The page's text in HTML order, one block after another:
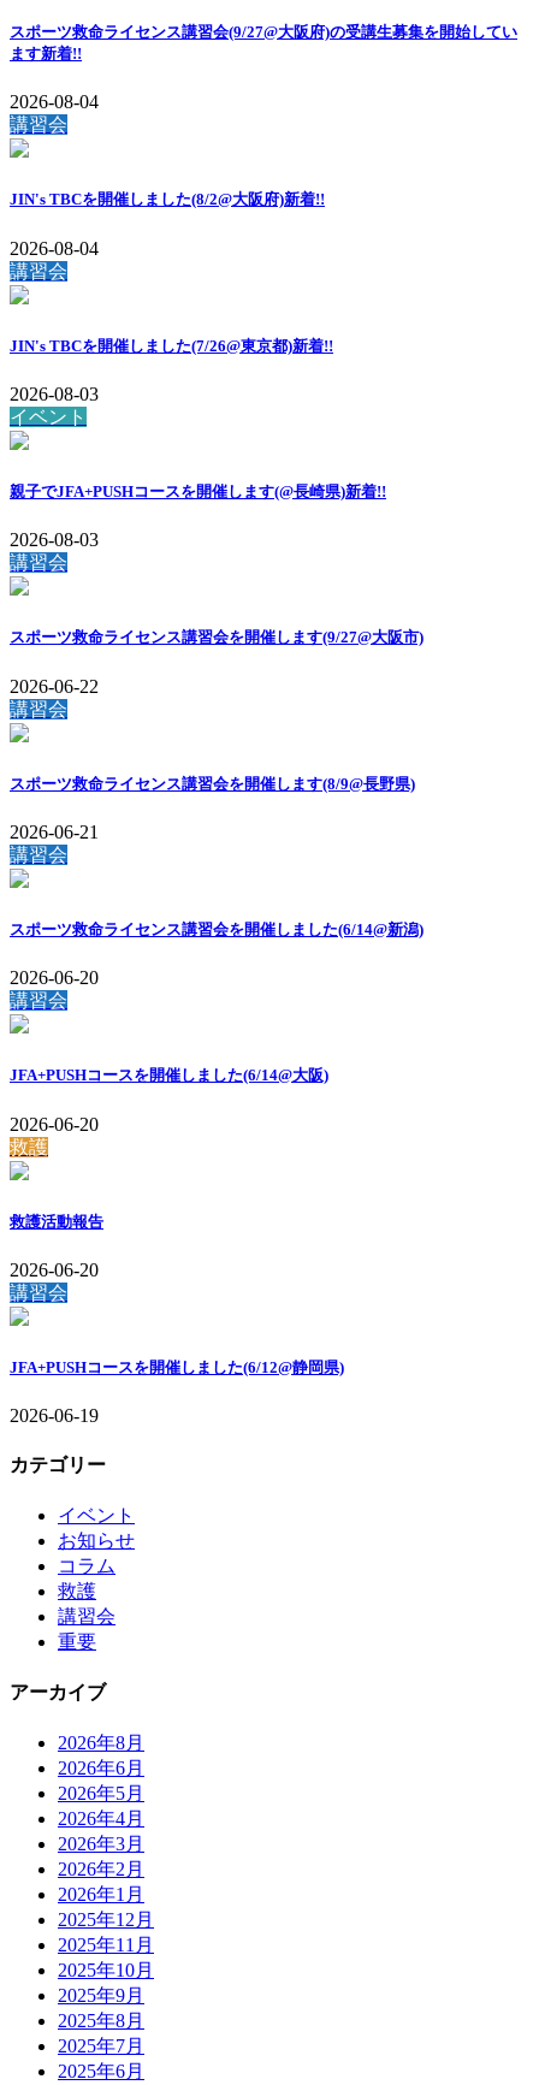
スポーツ救命ライセンス講習会(9/27@大阪府)の受講生募集を開始してい
ます新着!!
2026-08-04
講習会
JIN's TBCを開催しました(8/2@大阪府)新着!!
2026-08-04
講習会
JIN's TBCを開催しました(7/26@東京都)新着!!
2026-08-03
イベント
親子でJFA+PUSHコースを開催します(@長崎県)新着!!
2026-08-03
講習会
スポーツ救命ライセンス講習会を開催します(9/27@大阪市)
2026-06-22
講習会
スポーツ救命ライセンス講習会を開催します(8/9@長野県)
2026-06-21
講習会
スポーツ救命ライセンス講習会を開催しました(6/14@新潟)
2026-06-20
講習会
JFA+PUSHコースを開催しました(6/14@大阪)
2026-06-20
救護
救護活動報告
2026-06-20
講習会
JFA+PUSHコースを開催しました(6/12@静岡県)
2026-06-19
カテゴリー
イベント
お知らせ
コラム
救護
講習会
重要
アーカイブ
2026年8月
2026年6月
2026年5月
2026年4月
2026年3月
2026年2月
2026年1月
2025年12月
2025年11月
2025年10月
2025年9月
2025年8月
2025年7月
2025年6月